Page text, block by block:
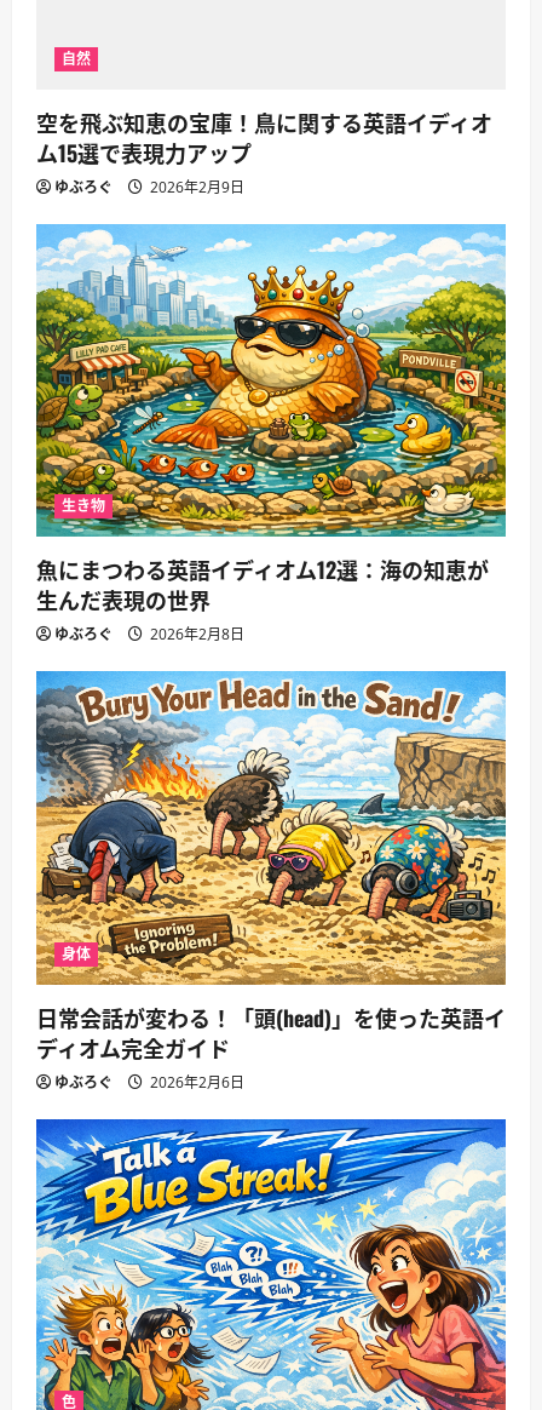
自然
空を飛ぶ知恵の宝庫！鳥に関する英語イディオ
ム15選で表現力アップ
ゆぶろぐ 2026年2月9日
生き物
魚にまつわる英語イディオム12選：海の知恵が
生んだ表現の世界
ゆぶろぐ 2026年2月8日
身体
日常会話が変わる！「頭(head)」を使った英語イ
ディオム完全ガイド
ゆぶろぐ 2026年2月6日
色